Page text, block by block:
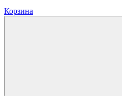
Корзина